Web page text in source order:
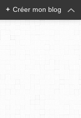
+ Créer mon blog